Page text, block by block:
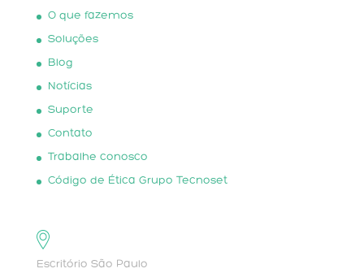
O que fazemos
Soluções
Blog
Notícias
Suporte
Contato
Trabalhe conosco
Código de Ética Grupo Tecnoset
Escritório São Paulo